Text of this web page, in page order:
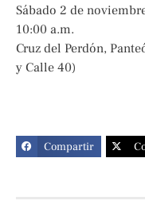
Sábado 2 de
10:00 a.m.
Cruz del Perdón,
y Calle 40)
Compartir